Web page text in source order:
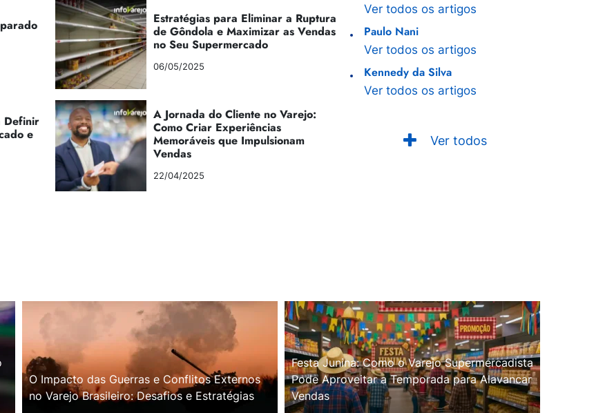
Estratégias para Eliminar a Ruptura
de Gôndola e Maximizar as Vendas
no Seu Supermercado
06/05/2025
Definir
e
A Jornada do Cliente no Varejo:
Como Criar Experiências
Memoráveis que Impulsionam
Vendas
22/04/2025
Ver todos os artigos
Paulo Nani
Ver todos os artigos
Kennedy da Silva
Ver todos os artigos
Ver todos
O Impacto das Guerras e Conflitos Externos
no Varejo Brasileiro: Desafios e Estratégias
Festa Junina: Como o Varejo Supermercadista
Pode Aproveitar a Temporada para Alavancar
Vendas